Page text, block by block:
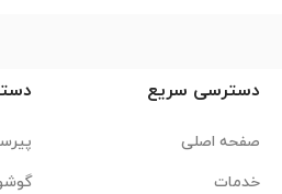
دسترسی سریع
صفحه اصلی
خدمات